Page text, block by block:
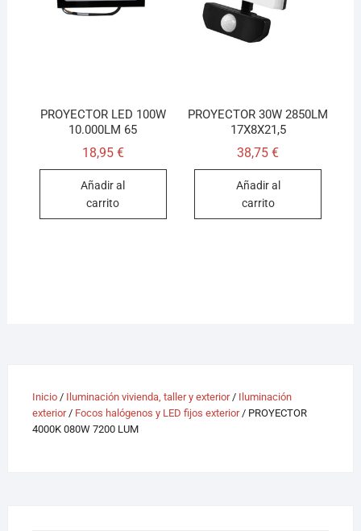
PROYECTOR LED 100W
10.000LM 65
18,95 €
Añadir al
carrito
PROYECTOR 30W 2850LM
17X8X21,5
38,75€
Añadir al
carrito
Inicio/ Iluminación vivienda, taller y exterior/ Iluminación
exterior/ Focos halógenos y LED fijos exterior/ PROYECTOR
4000K 080W 7200 LUM